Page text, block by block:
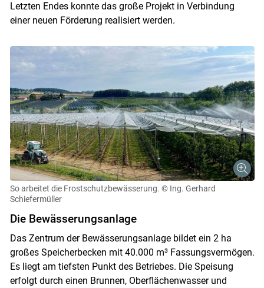
Letzten Endes konnte das große Projekt in Verbindung
einer neuen Förderung realisiert werden.
So arbeitet die Frostschutzbewässerung. © Ing. Gerhard
Schiefermüller
Die Bewässerungsanlage
Das Zentrum der Bewässerungsanlage bildet ein 2 ha
großes Speicherbecken mit 40.000 m³ Fassungsvermögen.
Es liegt am tiefsten Punkt des Betriebes. Die Speisung
erfolgt durch einen Brunnen, Oberflächenwasser und